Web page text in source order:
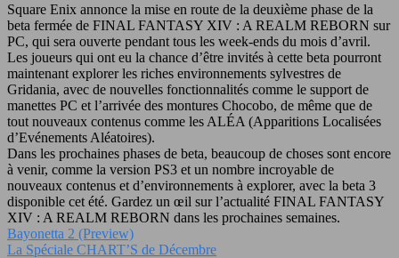
Square Enix annonce la mise en route de la deuxième phase de la
beta fermée de FINAL FANTASY XIV : A REALM REBORN sur
PC, qui sera ouverte pendant tous les week-ends du mois d’avril.
Les joueurs qui ont eu la chance d’être invités à cette beta pourront
maintenant explorer les riches environnements sylvestres de
Gridania, avec de nouvelles fonctionnalités comme le support de
manettes PC et l’arrivée des montures Chocobo, de même que de
tout nouveaux contenus comme les ALÉA (Apparitions Localisées
d’Evénements Aléatoires).
Dans les prochaines phases de beta, beaucoup de choses sont encore
à venir, comme la version PS3 et un nombre incroyable de
nouveaux contenus et d’environnements à explorer, avec la beta 3
disponible cet été. Gardez un œil sur l’actualité FINAL FANTASY
XIV : A REALM REBORN dans les prochaines semaines.
Bayonetta 2 (Preview)
La Spéciale CHART’S de Décembre